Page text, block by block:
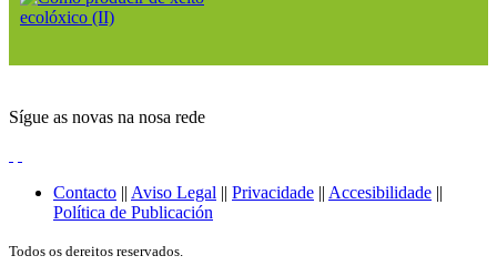
Sígue as novas na nosa rede
Contacto || Aviso Legal || Privacidade || Accesibilidade ||
Política de Publicación
Todos os dereitos reservados.